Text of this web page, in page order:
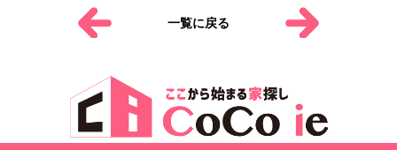
一覧に戻る